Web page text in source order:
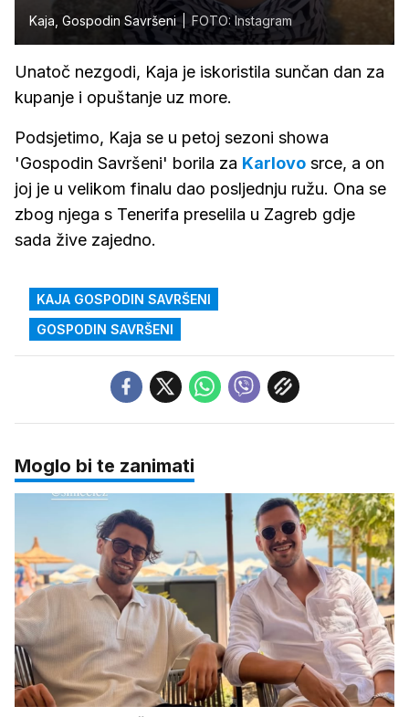
Kaja, Gospodin Savršeni FOTO: Instagram
Unatoč nezgodi, Kaja je iskoristila sunčan dan za
kupanje i opuštanje uz more.
Podsjetimo, Kaja se u petoj sezoni showa
'Gospodin Savršeni' borila za Karlovo srce, a on
joj je u velikom finalu dao posljednju ružu. Ona se
zbog njega s Tenerifa preselila u Zagreb gdje
sada žive zajedno.
KAJA GOSPODIN SAVRŠENI
GOSPODIN SAVRŠENI
Moglo bi te zanimati